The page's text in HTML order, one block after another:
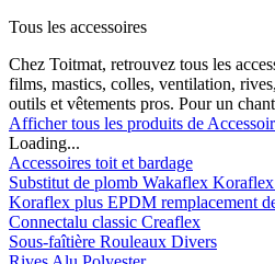
Tous les accessoires
Chez Toitmat, retrouvez tous les
films, mastics, colles, ventilation,
outils et vêtements pros. Pour un
Afficher tous les produits de
Loading...
Accessoires toit et bardage
Substitut de plomb Wakaflex Koraflex
Koraflex plus EPDM remplacement
Connectalu classic Creaflex
Sous-faîtière Rouleaux Divers